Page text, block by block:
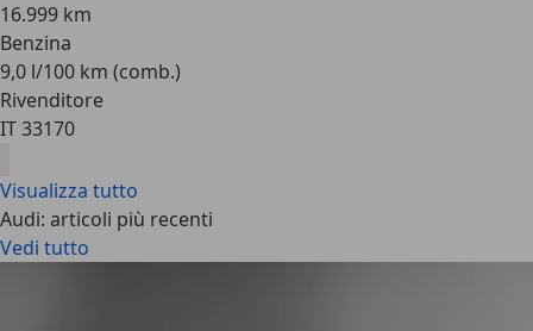
16.999 km
Benzina
9,0 l/100 km (comb.)
Rivenditore
IT 33170
Visualizza tutto
Audi: articoli più recenti
Vedi tutto